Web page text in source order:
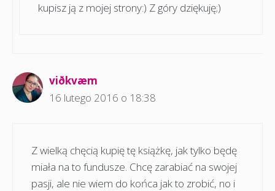
kupisz ją z mojej strony:) Z góry dziękuję;)
viðkvæm
16 lutego 2016 o 18:38
Z wielką chęcią kupię tę książkę, jak tylko będę
miała na to fundusze. Chcę zarabiać na swojej
pasji, ale nie wiem do końca jak to zrobić, no i